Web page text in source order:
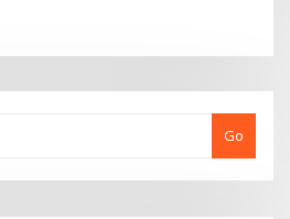
Go